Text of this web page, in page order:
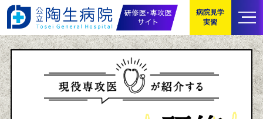
病院見学
実習